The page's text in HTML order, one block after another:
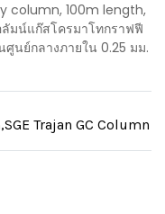
column, 100m length,
มน์แก๊สโครมาโทกราฟฟี
ศูนย์กลางภายใน 0.25 มม.
,SGE Trajan GC Column